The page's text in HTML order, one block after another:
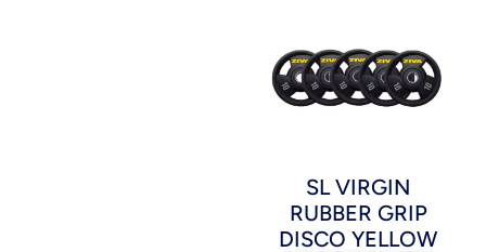
SL VIRGIN
RUBBER GRIP
DISCO YELLOW